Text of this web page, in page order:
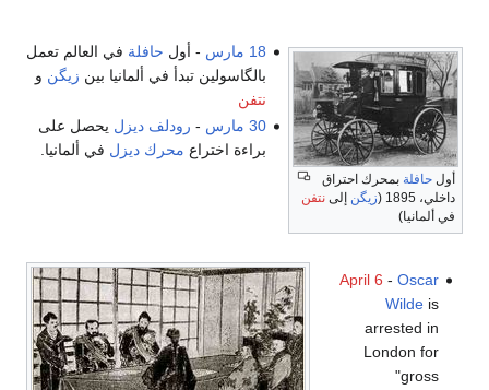
أول حافلة بمحرك احتراق
داخلي، 1895 (
زيگن إلى نتفن
في ألمانيا)
18 مارس - أول حافلة في العالم تعمل
بالگاسولين تبدأ في ألمانيا بين زيگن و
نتفن
30 مارس
- رودلف ديزل يحصل على
براءة اختراع محرك ديزل في ألمانيا.
April 6 - Oscar
Wildeis
arrested in
London for
"gross